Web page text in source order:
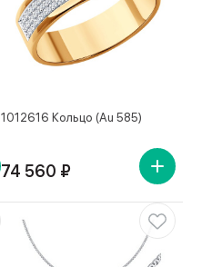
1012616 Кольцо (Au 585)
74 560 ₽